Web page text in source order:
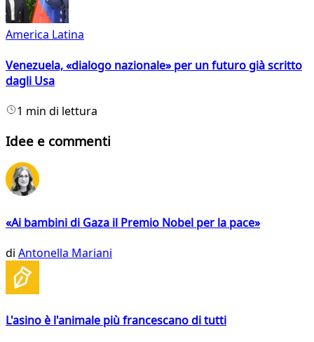
America Latina
Venezuela, «dialogo nazionale» per un futuro già scritto
dagli Usa
1 min di lettura
Idee e commenti
«Ai bambini di Gaza il Premio Nobel per la pace»
di Antonella Mariani
L'asino è l'animale più francescano di tutti